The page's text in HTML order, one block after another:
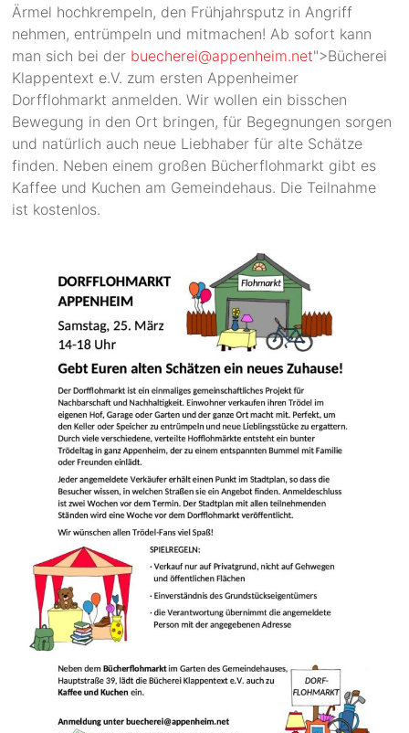
Ärmel hochkrempeln, den Frühjahrsputz in Angriff
nehmen, entrümpeln und mitmachen! Ab sofort kann
man sich bei der buecherei@appenheim.net">Bücherei
Klappentext e.V. zum ersten Appenheimer
Dorfflohmarkt anmelden. Wir wollen ein bisschen
Bewegung in den Ort bringen, für Begegnungen sorgen
und natürlich auch neue Liebhaber für alte Schätze
finden. Neben einem großen Bücherflohmarkt gibt es
Kaffee und Kuchen am Gemeindehaus. Die Teilnahme
ist kostenlos.